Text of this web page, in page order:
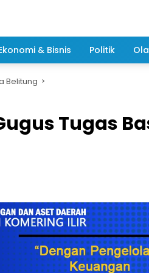
& Bisnis Politik
Belitung
Tugas